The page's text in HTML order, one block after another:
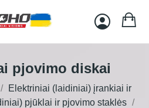
pjovimo diskai
Elektriniai (laidiniai) įrankiai ir
pjūklai ir pjovimo staklės